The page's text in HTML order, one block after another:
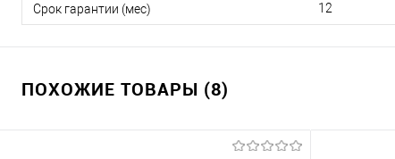
Срок гарантии (мес) 12
ПОХОЖИЕ ТОВАРЫ (8)